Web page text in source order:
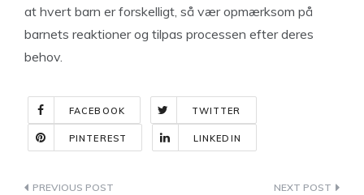
at hvert barn er forskelligt, så vær opmærksom på
barnets reaktioner og tilpas processen efter deres
behov.
FACEBOOK TWITTER
PINTEREST LINKEDIN
Indlægsnavigation